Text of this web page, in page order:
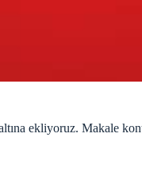
ekliyoruz. Makale